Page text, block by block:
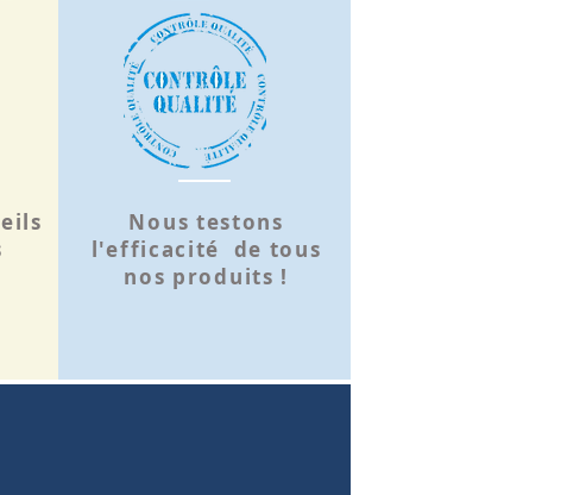
Nous testons
l'efficacité de tous
nos produits !